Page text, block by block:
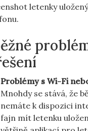
letenky
Problémy s Wi-Fi
Mnohdy se stává, že
nemáte k dispozici
fajn mít letenku